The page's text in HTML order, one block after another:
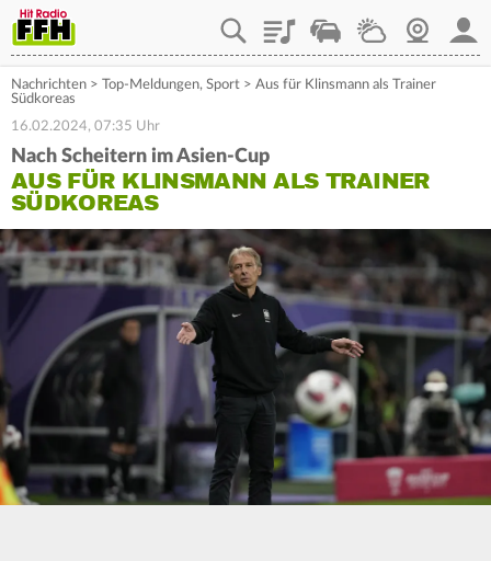
PlaylistStaupilotWetterWebcam
Nachrichten > Top-Meldungen, Sport > Aus für Klinsmann als Trainer
Südkoreas
16.02.2024, 07:35 Uhr
Nach Scheitern im Asien-Cup
AUS FÜR KLINSMANN ALS TRAINER
SÜDKOREAS